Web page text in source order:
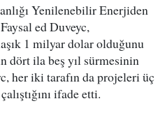
Yenilenebilir Enerjiden
ed Duveyc,
1 milyar dolar olduğunu
dört ila beş yıl sürmesinin
her iki tarafın da projeleri üç
ifade etti.